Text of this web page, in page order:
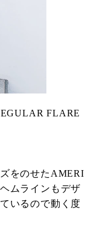
FLARE
をのせたAMERI
ムラインもデザ
いるので動く度